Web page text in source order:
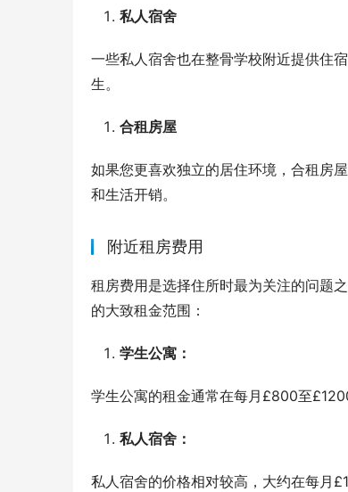
私人宿舍
一些私人宿舍也在整骨学校附近提供住
生。
合租房屋
如果您更喜欢独立的居住环境，合租房
和生活开销。
附近租房费用
租房费用是选择住所时最为关注的问题
的大致租金范围：
学生公寓：
学生公寓的租金通常在每月£800至
私人宿舍：
私人宿舍的价格相对较高，大约在每月